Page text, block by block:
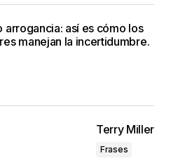
arrogancia: así es cómo los
manejan la incertidumbre.
Terry Miller
Frases